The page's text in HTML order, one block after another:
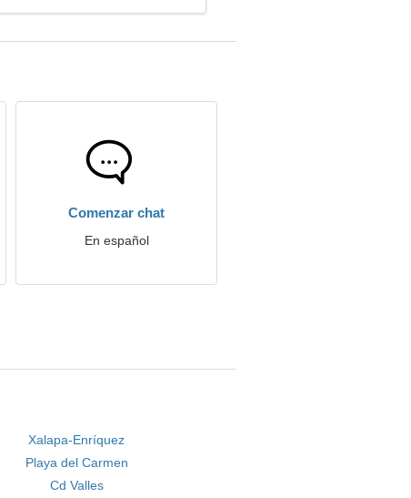
Comenzar chat
En español
Xalapa-Enríquez
Playa del Carmen
Cd Valles